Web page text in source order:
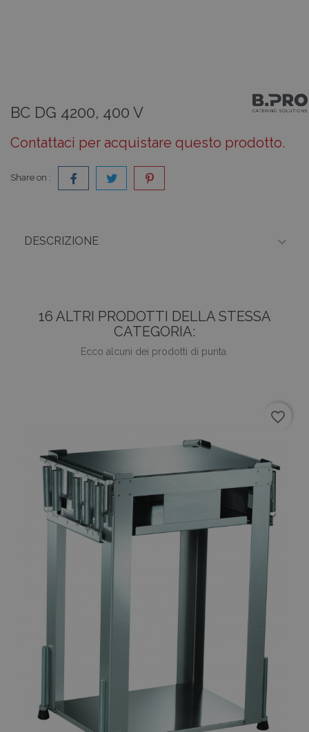
BC DG 4200, 400 V
Contattaci per acquistare questo prodotto.
Share on :
DESCRIZIONE 
16 ALTRI PRODOTTI DELLA STESSA
CATEGORIA:
Ecco alcuni dei prodotti di punta.
favorite_border